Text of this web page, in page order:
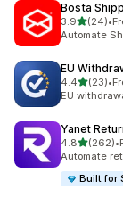
Bosta
3.9เต็ม 5 ดาว
(24)
ทั้งหมด 24 รีวิว
•
Automate
EU
4.4เต็ม 5 ดาว
(23)
ทั้งหมด 23 รีวิว
•
EU
Yanet
4.8เต็ม 5 ดาว
(262)
ทั้งหมด 262 รี•
Automate
Built for